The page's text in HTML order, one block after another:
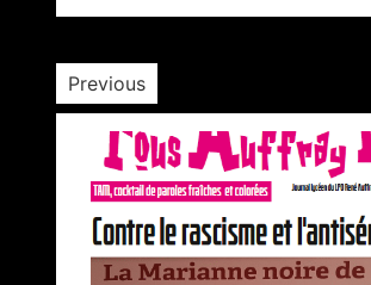
Previous